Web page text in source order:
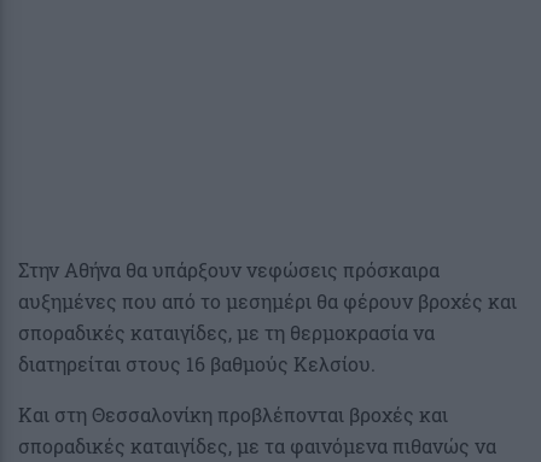
Στην Αθήνα θα υπάρξουν νεφώσεις πρόσκαιρα
αυξημένες που από το μεσημέρι θα φέρουν βροχές και
σποραδικές καταιγίδες, με τη θερμοκρασία να
διατηρείται στους 16 βαθμούς Κελσίου.
Και στη Θεσσαλονίκη προβλέπονται βροχές και
σποραδικές καταιγίδες, με τα φαινόμενα πιθανώς να